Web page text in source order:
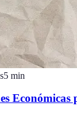
5 min
Económicas